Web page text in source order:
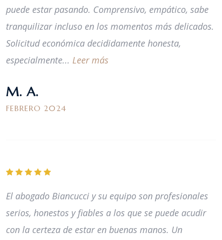
puede estar pasando. Comprensivo, empático, sabe
tranquilizar incluso en los momentos más delicados.
Solicitud económica decididamente honesta,
especialmente... Leer más
M. A.
FEBRERO 2024
El abogado Biancucci y su equipo son profesionales
serios, honestos y fiables a los que se puede acudir
con la certeza de estar en buenas manos. Un